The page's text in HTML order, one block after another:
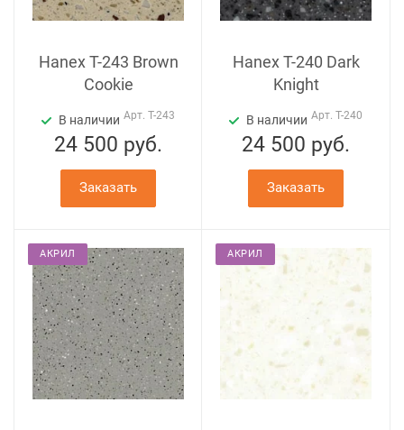
Hanex T-243 Brown
Cookie
В наличии Арт. T-243
24 500 руб.
Заказать
Hanex T-240 Dark
Knight
В наличии Арт. T-240
24 500 руб.
Заказать
АКРИЛ АКРИЛ